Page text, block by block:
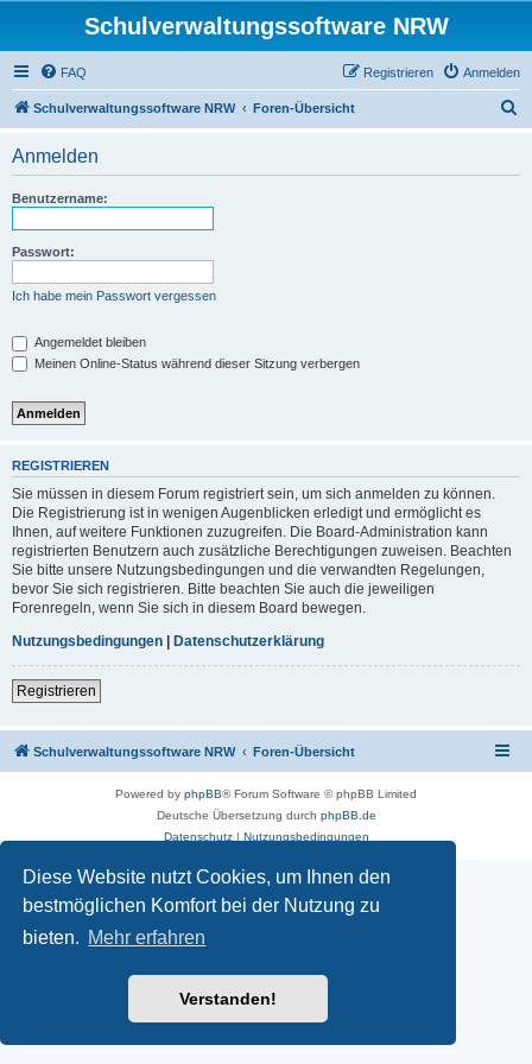
Diese Website nutzt Cookies, um Ihnen den
bestmöglichen Komfort bei der Nutzung zu
bieten. Mehr erfahren
Verstanden!
Schulverwaltungssoftware NRW
FAQ Anmelden
Registrieren
Schulverwaltungssoftware NRW Foren-Übersicht
Anmelden
Benutzername:
Passwort:
Ich habe mein Passwort vergessen
Angemeldet bleiben
Meinen Online-Status während dieser Sitzung verbergen
REGISTRIEREN
Sie müssen in diesem Forum registriert sein, um sich anmelden zu können.
Die Registrierung ist in wenigen Augenblicken erledigt und ermöglicht es
Ihnen, auf weitere Funktionen zuzugreifen. Die Board-Administration kann
registrierten Benutzern auch zusätzliche Berechtigungen zuweisen. Beachten
Sie bitte unsere Nutzungsbedingungen und die verwandten Regelungen,
bevor Sie sich registrieren. Bitte beachten Sie auch die jeweiligen
Forenregeln, wenn Sie sich in diesem Board bewegen.
Nutzungsbedingungen | Datenschutzerklärung
Registrieren
Schulverwaltungssoftware NRW Foren-Übersicht
Powered by phpBB® Forum Software © phpBB Limited
Deutsche Übersetzung durch phpBB.de
Datenschutz| Nutzungsbedingungen